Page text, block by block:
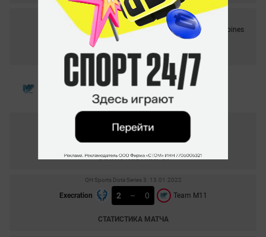
QH Sports Dota Series 3. 10.01.2022
496 Gaming 2 – 0 Interactive Philippines
СТАТИСТИКА МАТЧА
Army Geniuses 1 – 1
СТАТИСТИКА МАТЧА
QH Sports Dota Series 3. 13.01.2022
Execration 2 – 0 Team M11
СТАТИСТИКА МАТЧА